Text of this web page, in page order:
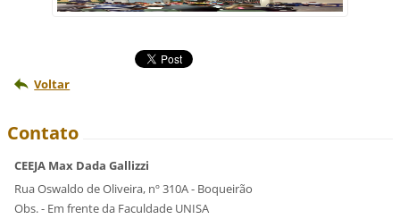
Voltar
Contato
CEEJA Max Dada Gallizzi
Rua Oswaldo de Oliveira, nº 310A - Boqueirão
Obs. - Em frente da Faculdade UNISA